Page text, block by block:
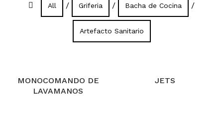
All / Griferia / Bacha de Cocina /
Artefacto Sanitario
MONOCOMANDO DE
LAVAMANOS
JETS